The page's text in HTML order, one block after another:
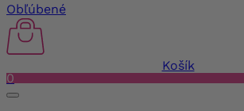
Obľúbené
Košík
0